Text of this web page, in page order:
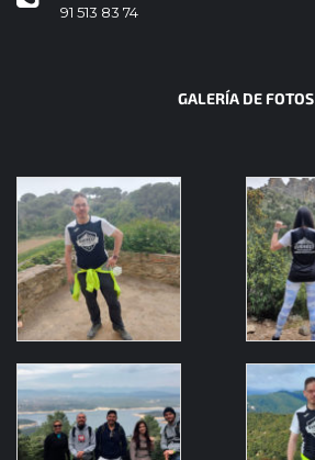
91 513 83 74
GALERÍA DE FOTOS